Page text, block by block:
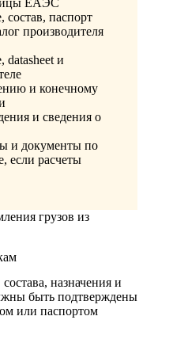
состав, паспорт
производителя
datasheet и
и конечному
и сведения о
и документы по
если расчеты
грузов из
назначения и
быть подтверждены
или паспортом